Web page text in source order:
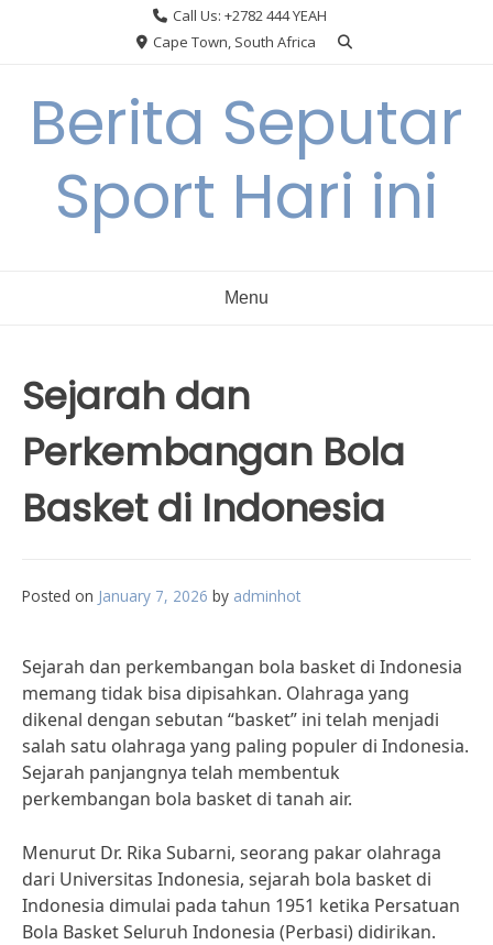
Call Us: +2782 444 YEAH
Cape Town, South Africa
Berita Seputar
Sport Hari ini
Menu
Sejarah dan
Perkembangan Bola
Basket di Indonesia
Posted on January 7, 2026 by adminhot
Sejarah dan perkembangan bola basket di Indonesia
memang tidak bisa dipisahkan. Olahraga yang
dikenal dengan sebutan “basket” ini telah menjadi
salah satu olahraga yang paling populer di Indonesia.
Sejarah panjangnya telah membentuk
perkembangan bola basket di tanah air.
Menurut Dr. Rika Subarni, seorang pakar olahraga
dari Universitas Indonesia, sejarah bola basket di
Indonesia dimulai pada tahun 1951 ketika Persatuan
Bola Basket Seluruh Indonesia (Perbasi) didirikan.